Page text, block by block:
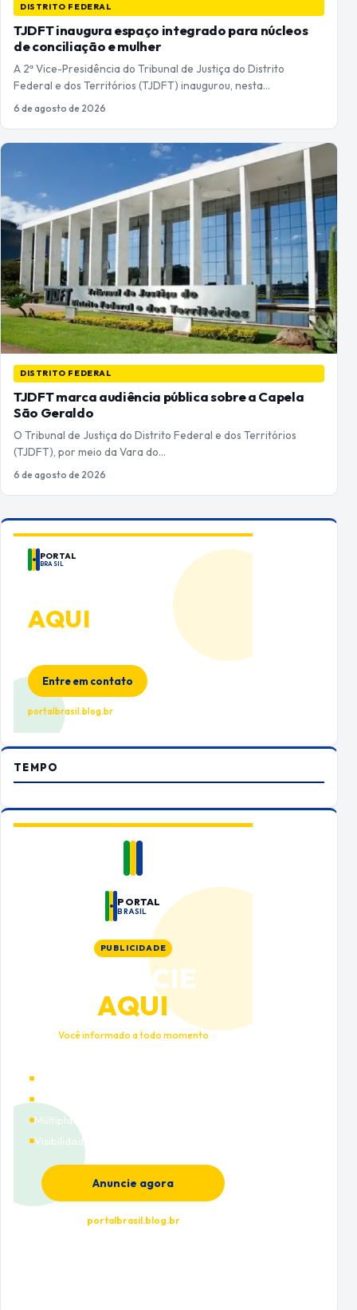
DISTRITO FEDERAL
TJDFT inaugura espaço integrado para núcleos
de conciliação e mulher
A 2ª Vice-Presidência do Tribunal de Justiça do Distrito
Federal e dos Territórios (TJDFT) inaugurou, nesta…
6 de agosto de 2026
DISTRITO FEDERAL
TJDFT marca audiência pública sobre a Capela
São Geraldo
O Tribunal de Justiça do Distrito Federal e dos Territórios
(TJDFT), por meio da Vara do…
6 de agosto de 2026
PORTAL
BRASIL
AQUI
Entre em contato
portalbrasil.blog.br
TEMPO
PORTAL
BRASIL
PUBLICIDADE
ANUNCIE
AQUI
Você informado a todo momento
Múltiplas categorias
Visibilidade premium
Anuncie agora
portalbrasil.blog.br